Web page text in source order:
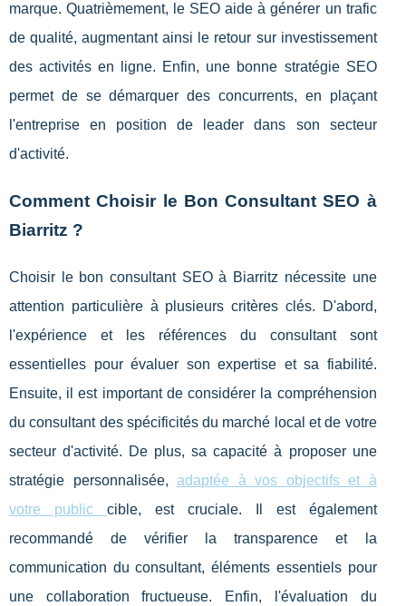
marque. Quatrièmement, le SEO aide à générer un trafic
de qualité, augmentant ainsi le retour sur investissement
des activités en ligne. Enfin, une bonne stratégie SEO
permet de se démarquer des concurrents, en plaçant
l'entreprise en position de leader dans son secteur
d'activité.
Comment Choisir le Bon Consultant SEO à
Biarritz ?
Choisir le bon consultant SEO à Biarritz nécessite une
attention particulière à plusieurs critères clés. D'abord,
l'expérience et les références du consultant sont
essentielles pour évaluer son expertise et sa fiabilité.
Ensuite, il est important de considérer la compréhension
du consultant des spécificités du marché local et de votre
secteur d'activité. De plus, sa capacité à proposer une
stratégie personnalisée,adaptée à vos objectifs et à
votre public cible, est cruciale. Il est également
recommandé de vérifier la transparence et la
communication du consultant, éléments essentiels pour
une collaboration fructueuse. Enfin, l'évaluation du